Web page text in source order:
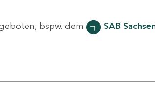
bspw. dem SAB